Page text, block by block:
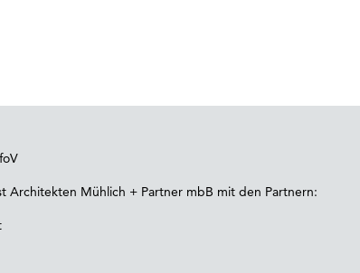
Architekten Mühlich + Partner mbB mit den Partnern: